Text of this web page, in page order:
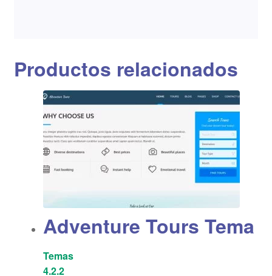
Productos relacionados
Adventure Tours Tema
Temas
4.2.2